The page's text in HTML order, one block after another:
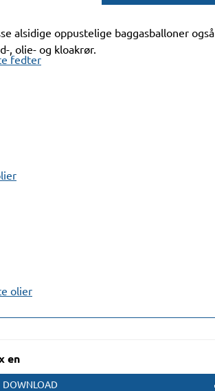
fedter
olier
alsidige oppustelige baggasballoner også
, olie- og kloakrør.
en
DOWNLOAD